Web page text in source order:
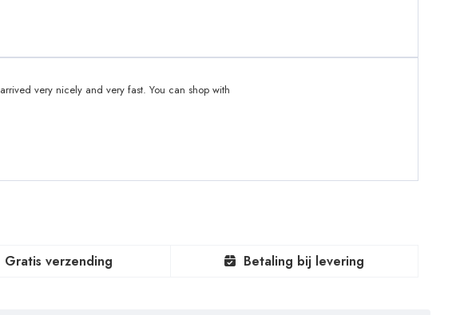
very nicely and very fast. You can shop with
Gratis verzending Betaling bij levering